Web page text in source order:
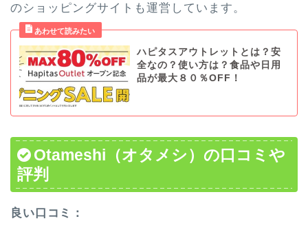
のショッピングサイトも運営しています。
ハピタスアウトレットとは？安
全なの？使い方は？食品や日用
品が最大８０％OFF！
Otameshi（オタメシ）の口コミや
評判
良い口コミ：